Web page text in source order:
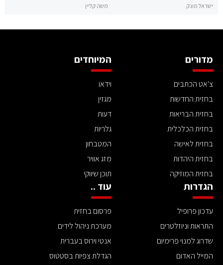
ישראל מונק משה קליין
מדורים
צ'אט הכתבים
בחזית החדשות
בחזית הבריאות
בחזית הכלכלית
בחזית לאישה
בחזית היהדות
בחזית המוזיקה
המיוחדים
וידאו
מגזין
דעות
גלריות
המטבחון
מזג אוויר
תוכן שיווקי
הגדרות
עדכון פרופיל
התראות וניוזלטרים
שדרוג למנוי פרימיום
המייל האדום
עוד ..
פרסום בחזית
מערכת ניהול לידים
אנטי וירוס בעברית
הגדלת צפיות בסטטוס